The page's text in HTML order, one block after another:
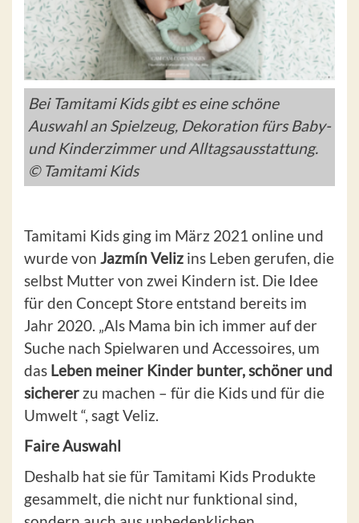
Bei Tamitami Kids gibt es eine schöne
Auswahl an Spielzeug, Dekoration fürs Baby-
und Kinderzimmer und Alltagsausstattung.
© Tamitami Kids
Tamitami Kids ging im März 2021 online und
wurde von Jazmín Veliz ins Leben gerufen, die
selbst Mutter von zwei Kindern ist. Die Idee
für den Concept Store entstand bereits im
Jahr 2020. „Als Mama bin ich immer auf der
Suche nach Spielwaren und Accessoires, um
das Leben meiner Kinder bunter, schöner und
sicherer zu machen – für die Kids und für die
Umwelt “, sagt Veliz.
Faire Auswahl
Deshalb hat sie für Tamitami Kids Produkte
gesammelt, die nicht nur funktional sind,